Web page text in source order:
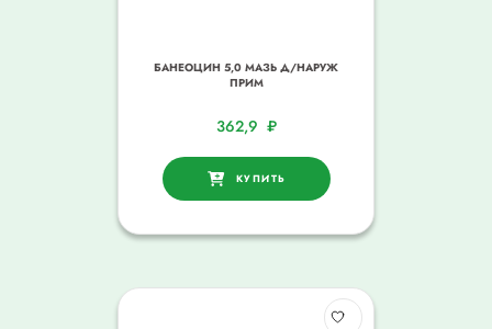
БАНЕОЦИН 5,0 МАЗЬ Д/НАРУЖ
ПРИМ
362,9 ₽
КУПИТЬ